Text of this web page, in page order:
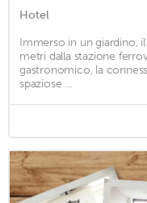
Hotel
Immerso in un giardino,
metri dalla stazione
gastronomico, la
spaziose ...